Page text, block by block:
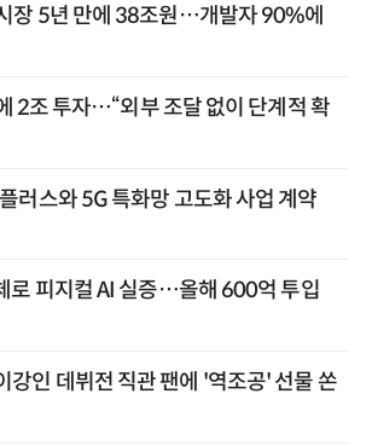
장 5년 만에 38조원…개발자 90%에
2조 투자…“외부 조달 없이 단계적 확
러스와 5G 특화망 고도화 사업 계약
로 피지컬 AI 실증…올해 600억 투입
강인 데뷔전 직관 팬에 '역조공' 선물 쏜